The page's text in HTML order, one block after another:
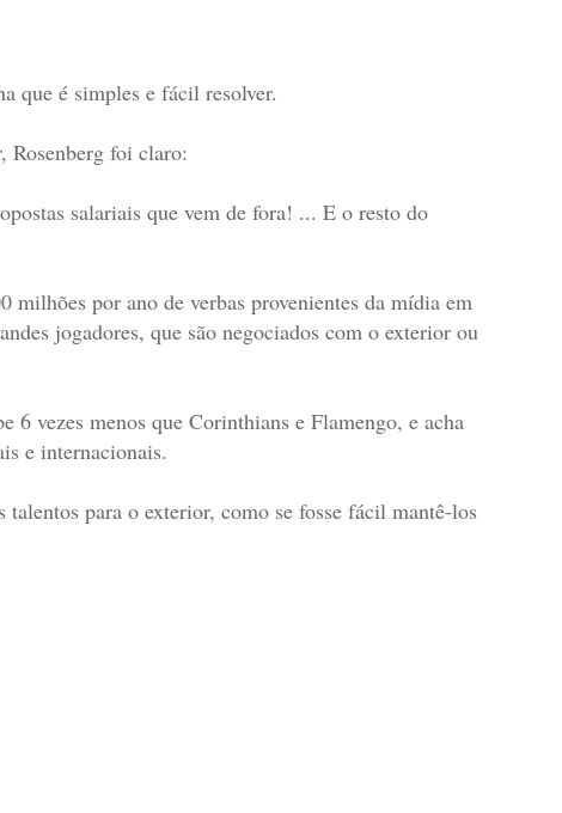
que é simples e fácil resolver.
Rosenberg foi claro:
salariais que vem de fora! ... E o resto do
milhões por ano de verbas provenientes da mídia em
jogadores, que são negociados com o exterior ou
vezes menos que Corinthians e Flamengo, e acha
e internacionais.
para o exterior, como se fosse fácil mantê-los